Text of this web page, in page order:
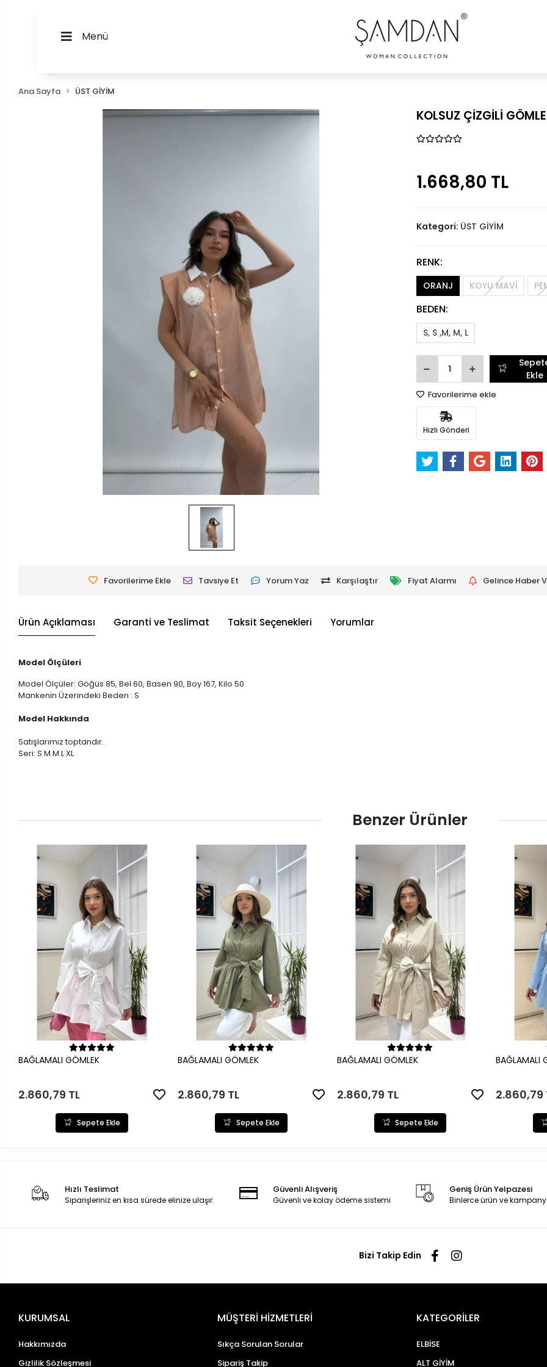
Menü
Ana Sayfa ÜST GİYİM
KOLSUZ ÇİZGİLİ
1.668,80 TL
Kategori: ÜST GİYİM
RENK:
ORANJ KOYU MAVİ
BEDEN:
S, S ,M, M, L
Ekle
Favorilerime ekle
Hızlı Gönderi
Favorilerime Ekle Tavsiye Et Yorum Yaz Karşılaştır Fiyat Alarmı Gelince Haber
Ürün Açıklaması Garanti ve Teslimat Taksit Seçenekleri Yorumlar
Model Ölçüleri
Model Ölçüler: Göğüs 85, Bel 60, Basen 90, Boy 167, Kilo 50
Mankenin Üzerindeki Beden : S
Model Hakkında
Satışlarımız toptandır.
Seri: S M M L XL
Benzer Ürünler
Sepete Ekle
BAĞLAMALI GÖMLEK
2.860,79 TL
Sepete Ekle
Sepete Ekle
BAĞLAMALI GÖMLEK
2.860,79 TL
Sepete Ekle
Sepete Ekle
BAĞLAMALI GÖMLEK
2.860,79 TL
Sepete Ekle
BAĞLAMALI
2.860,79
Hızlı Teslimat
Siparişleriniz en kısa sürede elinize ulaşır.
Güvenli Alışveriş
Güvenli ve kolay ödeme sistemi
Geniş Ürün Yelpazesi
Binlerce ürün ve
Bizi Takip Edin
KURUMSAL
Hakkımızda
Gizlilik Sözleşmesi
MÜŞTERİ HİZMETLERİ
Sıkça Sorulan Sorular
Sipariş Takip
KATEGORİLER
ELBİSE
ALT GİYİM